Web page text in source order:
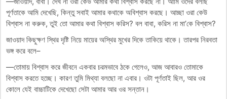
পূর্ণতাকে আমি দেখেছি, কিন্তু সবাই আমার কথাকে অবিশ্বাস করছে। আচ্ছা ওরা কেউ
বিশ্বাস না করুক, তুই তো আমার কথা বিশ্বাস করিস? বল বাবা, করিস না মা’কে বিশ্বাস?
জাওয়াদ কিছুক্ষণ স্থির দৃষ্টি নিয়ে মায়ের অস্থির মুখের দিকে তাকিয়ে থাকে। তারপর নিরবতা
ভঙ্গ করে বলে–
—তোমায় বিশ্বাস করে জীবনে একবার চরমভাবে ঠকে গেলেও, আজ আবারও তোমাকে
বিশ্বাস করতে হচ্ছে। কারণ তুমি মিথ্যা বলছো না এবার। ওটা পূর্ণতাই ছিল, আর ওর
কোলে যেই বাচ্চাটিকে দেখেছো সেটা আমার আর ওর সন্তান।